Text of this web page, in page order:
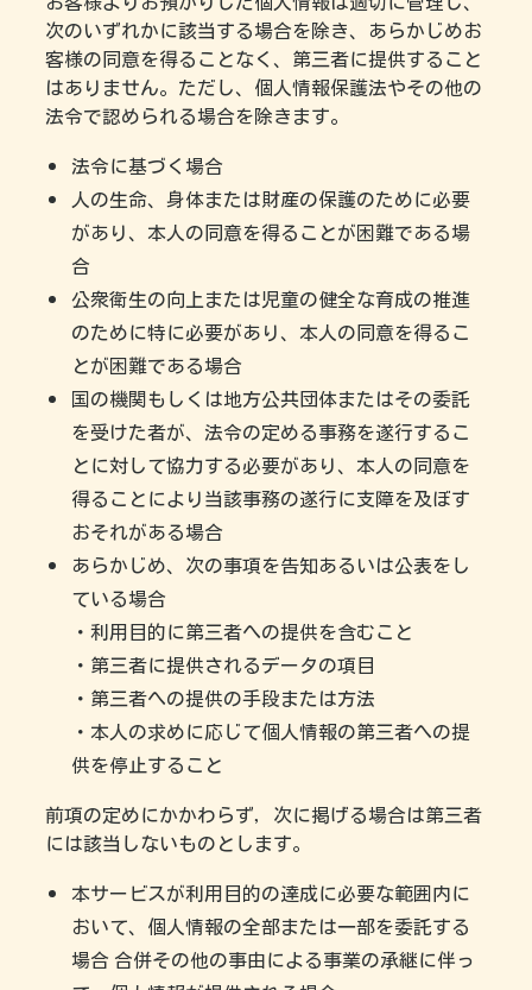
次のいずれかに該当する場合を除き、あらかじめお
客様の同意を得ることなく、第三者に提供すること
はありません。ただし、個人情報保護法やその他の
法令で認められる場合を除きます。
法令に基づく場合
人の生命、身体または財産の保護のために必要
があり、本人の同意を得ることが困難である場
合
公衆衛生の向上または児童の健全な育成の推進
のために特に必要があり、本人の同意を得るこ
とが困難である場合
国の機関もしくは地方公共団体またはその委託
を受けた者が、法令の定める事務を遂行するこ
とに対して協力する必要があり、本人の同意を
得ることにより当該事務の遂行に支障を及ぼす
おそれがある場合
あらかじめ、次の事項を告知あるいは公表をし
ている場合
・利用目的に第三者への提供を含むこと
・第三者に提供されるデータの項目
・第三者への提供の手段または方法
・本人の求めに応じて個人情報の第三者への提
供を停止すること
前項の定めにかかわらず，次に掲げる場合は第三者
には該当しないものとします。
本サービスが利用目的の達成に必要な範囲内に
おいて、個人情報の全部または一部を委託する
場合 合併その他の事由による事業の承継に伴っ